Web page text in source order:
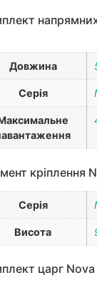
Довжина
Серія
кріплення
Серія
Висота
царг